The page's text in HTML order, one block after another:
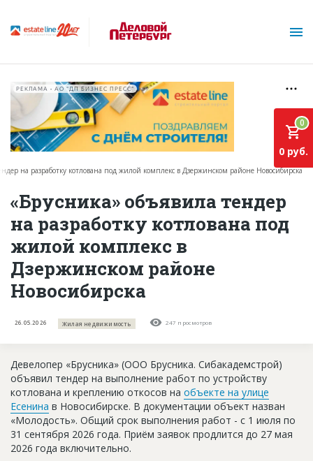
О проекте
Горячие объекты
База строящихся объектов
Инвестпроекты
Глоссарий
Новости
Пресс-релизы
Правила работы
Контакты
Личный кабинет
РЕКЛАМА • АО "ДП БИЗНЕС ПРЕСС"
на разработку котлована под жилой комплекс в Дзержинском районе Новосибирска
«Брусника» объявила тендер
на разработку котлована под
жилой комплекс в
Дзержинском районе
Новосибирска
26.05.2026 Жилая недвижимость 247 просмотров
0
0 руб.
Девелопер «Брусника» (ООО Брусника. Сибакадемстрой)
объявил тендер на выполнение работ по устройству
котлована и креплению откосов на объекте на улице
Есенина в Новосибирске. В документации объект назван
«Молодость». Общий срок выполнения работ - с 1 июля по
31 сентября 2026 года. Приём заявок продлится до 27 мая
2026 года включительно.